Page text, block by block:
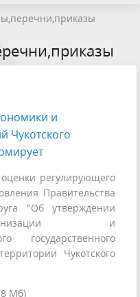
и
Чукотского
регулирующего
Правительства
"Об утверждении
и
государственного
Чукотского
Мб)